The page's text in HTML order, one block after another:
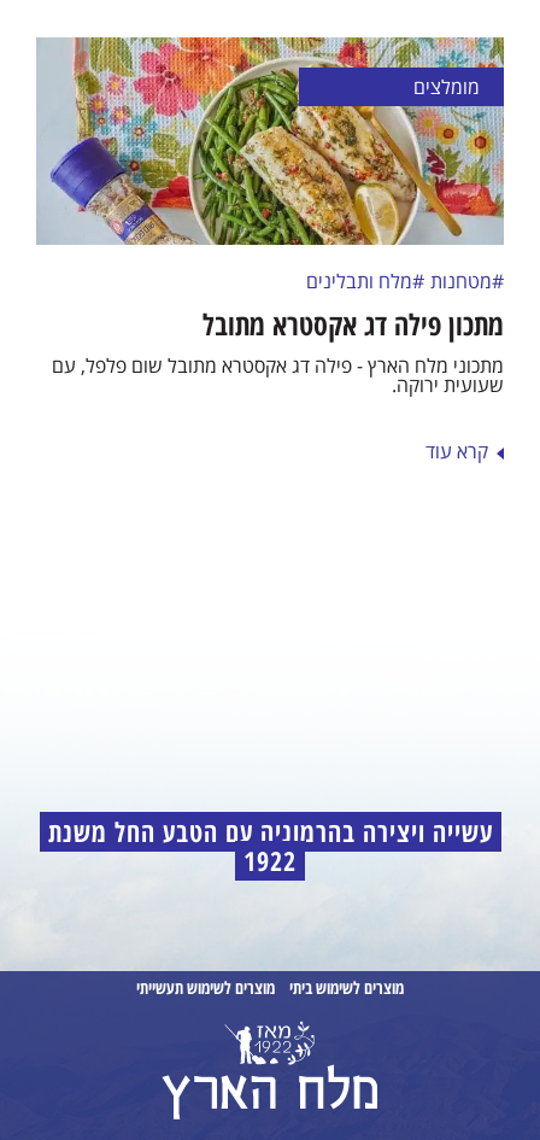
מומלצים
#מטחנות #מלח ותבלינים
מתכון פילה דג אקסטרא מתובל
מתכוני מלח הארץ - פילה דג אקסטרא מתובל שום פלפל, עם
שעועית ירוקה.
קרא עוד
עשייה ויצירה בהרמוניה עם הטבע החל משנת
1922
מוצרים לשימוש ביתי מוצרים לשימוש תעשייתי